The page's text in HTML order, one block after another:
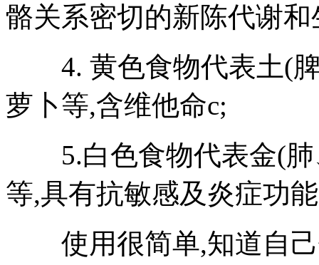
骼关系密切的新陈代谢
4. 黄色食物代表土(脾
萝卜等,含维他命c;
5.白色食物代表金(肺
等,具有抗敏感及炎症功
使用很简单,知道自己